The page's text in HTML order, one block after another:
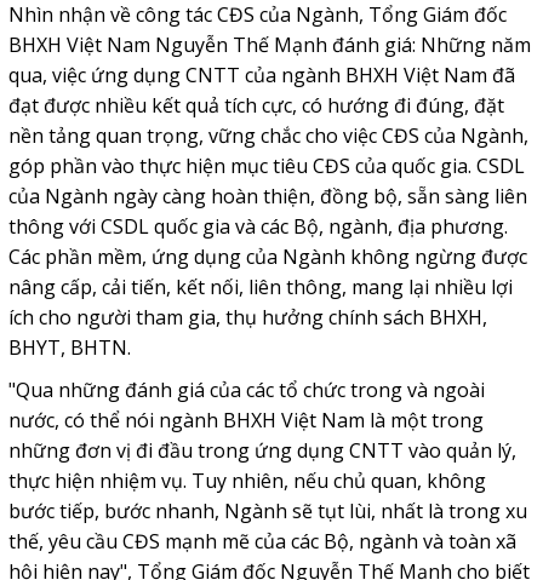
Nhìn nhận về công tác CĐS của Ngành, Tổng Giám đốc
BHXH Việt Nam Nguyễn Thế Mạnh đánh giá: Những năm
qua, việc ứng dụng CNTT của ngành BHXH Việt Nam đã
đạt được nhiều kết quả tích cực, có hướng đi đúng, đặt
nền tảng quan trọng, vững chắc cho việc CĐS của Ngành,
góp phần vào thực hiện mục tiêu CĐS của quốc gia. CSDL
của Ngành ngày càng hoàn thiện, đồng bộ, sẵn sàng liên
thông với CSDL quốc gia và các Bộ, ngành, địa phương.
Các phần mềm, ứng dụng của Ngành không ngừng được
nâng cấp, cải tiến, kết nối, liên thông, mang lại nhiều lợi
ích cho người tham gia, thụ hưởng chính sách BHXH,
BHYT, BHTN.
"Qua những đánh giá của các tổ chức trong và ngoài
nước, có thể nói ngành BHXH Việt Nam là một trong
những đơn vị đi đầu trong ứng dụng CNTT vào quản lý,
thực hiện nhiệm vụ. Tuy nhiên, nếu chủ quan, không
bước tiếp, bước nhanh, Ngành sẽ tụt lùi, nhất là trong xu
thế, yêu cầu CĐS mạnh mẽ của các Bộ, ngành và toàn xã
hội hiện nay", Tổng Giám đốc Nguyễn Thế Mạnh cho biết